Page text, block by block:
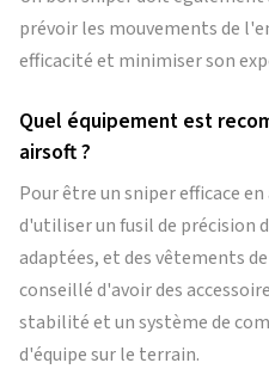
prévoir les mouvements de
efficacité et minimiser son
Quel équipement est
airsoft ?
Pour être un sniper efficace
d'utiliser un fusil de précision
adaptées, et des vêtements
conseillé d'avoir des
stabilité et un système de
d'équipe sur le terrain.